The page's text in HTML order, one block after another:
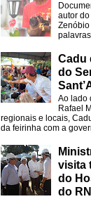
autor
Cadu
do
Ao lado
Rafael
regionais e locais,
da feirinha com a
visita
do
do RN